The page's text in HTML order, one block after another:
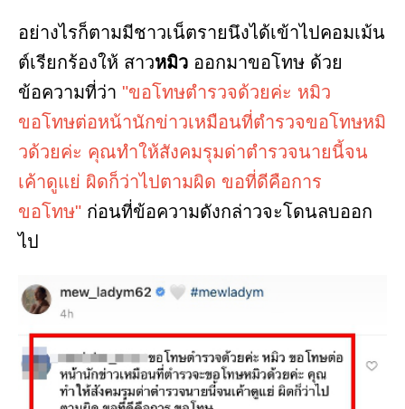
อย่างไรก็ตามมีชาวเน็ตรายนึงได้เข้าไปคอมเม้น
ต์เรียกร้องให้ สาวหมิว ออกมาขอโทษ ด้วย
ข้อความที่ว่า "ขอโทษตำรวจด้วยค่ะ หมิว
ขอโทษต่อหน้านักข่าวเหมือนที่ตำรวจขอโทษหมิ
วด้วยค่ะ คุณทำให้สังคมรุมด่าตำรวจนายนี้จน
เค้าดูแย่ ผิดก็ว่าไปตามผิด ขอที่ดีคือการ
ขอโทษ" ก่อนที่ข้อความดังกล่าวจะโดนลบออก
ไป